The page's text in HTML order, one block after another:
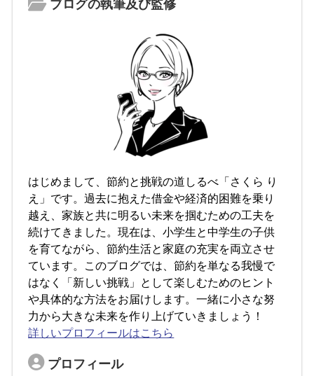
ブログの執筆及び監修
はじめまして、節約と挑戦の道しるべ「さくら り
え」です。過去に抱えた借金や経済的困難を乗り
越え、家族と共に明るい未来を掴むための工夫を
続けてきました。現在は、小学生と中学生の子供
を育てながら、節約生活と家庭の充実を両立させ
ています。このブログでは、節約を単なる我慢で
はなく「新しい挑戦」として楽しむためのヒント
や具体的な方法をお届けします。一緒に小さな努
力から大きな未来を作り上げていきましょう！
詳しいプロフィールはこちら
プロフィール